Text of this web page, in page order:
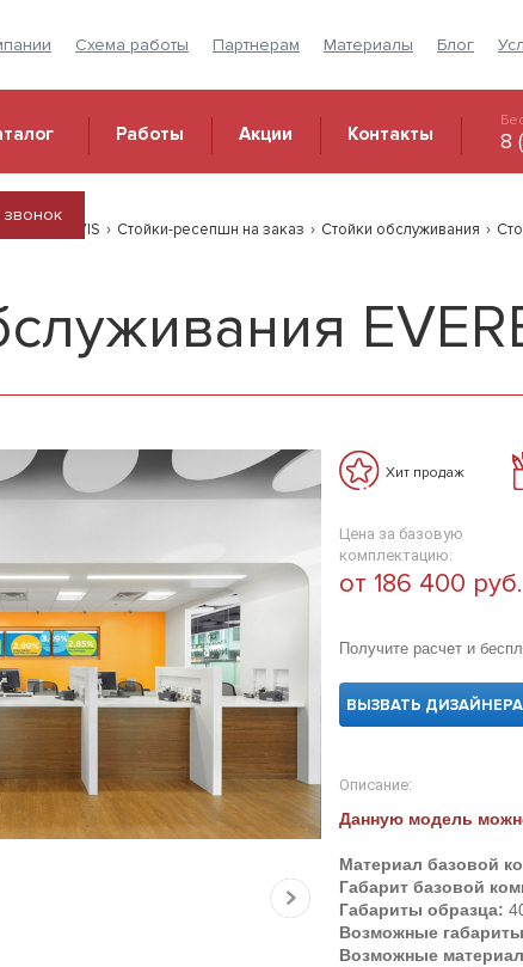
Схема работы Партнерам Материалы Блог
Работы Акции Контакты 8
звонок
GRAVIS › Стойки-ресепшн на заказ › Стойки обслуживания ›
Хит продаж
Цена за базовую
комплектацию:
от 186 400 руб.
Получите расчет и
ВЫЗВАТЬ ДИЗАЙНЕРА
Описание:
Данную модель
Материал базовой
Габарит базовой
Габариты образца:
Возможные
Возможные